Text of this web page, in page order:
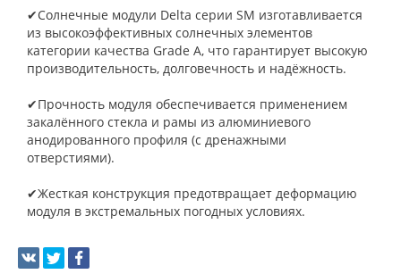
✔Солнечные модули Delta серии SM изготавливается
из высокоэффективных солнечных элементов
категории качества Grade A, что гарантирует высокую
производительность, долговечность и надёжность.
✔Прочность модуля обеспечивается применением
закалённого стекла и рамы из алюминиевого
анодированного профиля (с дренажными
отверстиями).
✔Жесткая конструкция предотвращает деформацию
модуля в экстремальных погодных условиях.